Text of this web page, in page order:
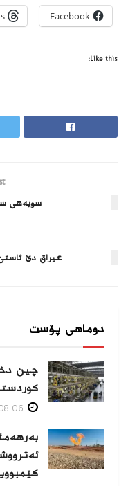
Facebook
Like this:
سوبه‌هى
عیراق دێ
دوماهی پۆست
چین